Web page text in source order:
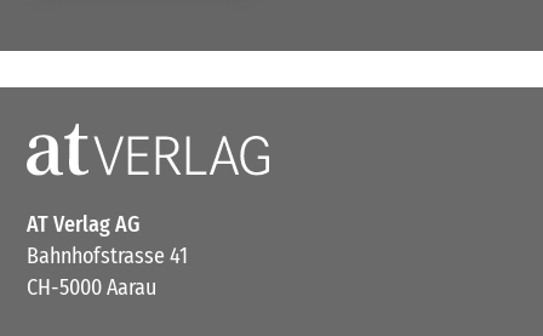
AT Verlag AG
Bahnhofstrasse 41
CH-5000 Aarau